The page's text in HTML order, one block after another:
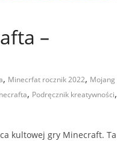
–
, Minecrfat rocznik 2022, Mojang
, Podręcznik kreatywności,
kultowej gry Minecraft. Ta